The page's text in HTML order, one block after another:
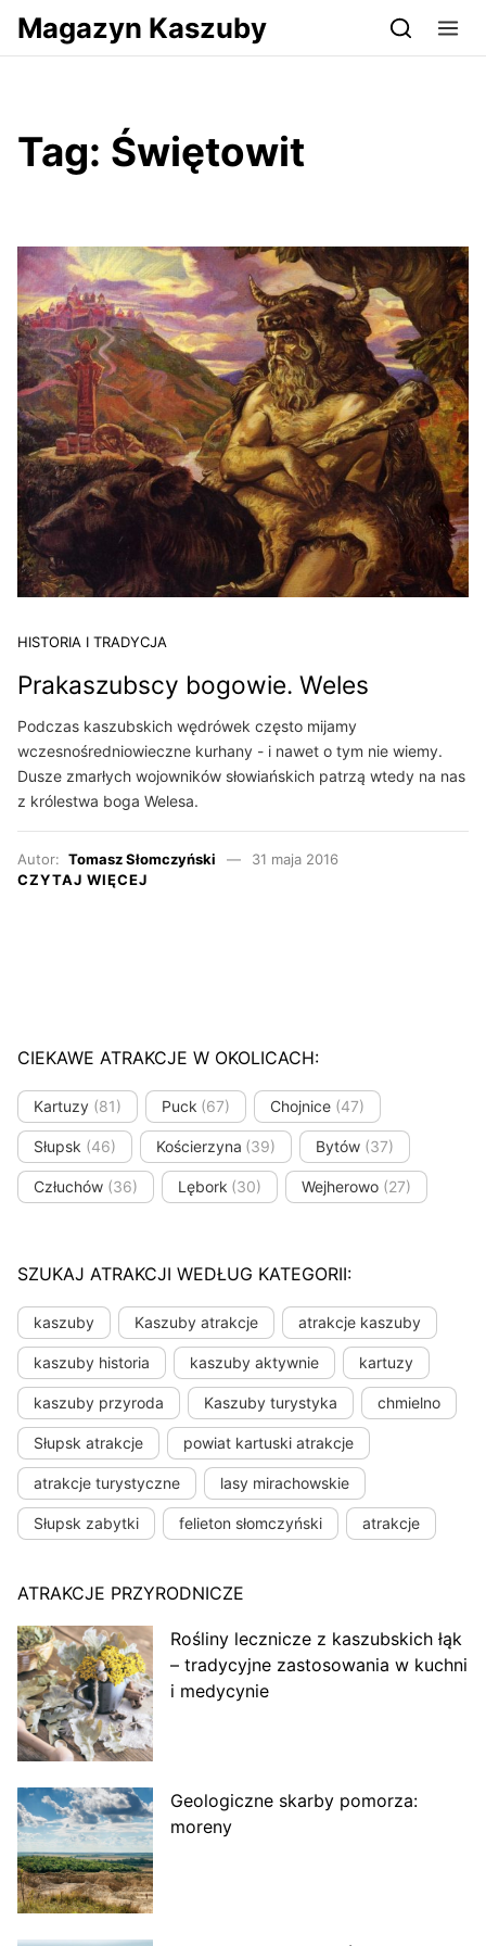
Przejdź do serwisu magazynkaszuby.pl
Magazyn Kaszuby
Tag: Świętowit
HISTORIA I TRADYCJA
Prakaszubscy bogowie. Weles
Podczas kaszubskich wędrówek często mijamy
wczesnośredniowieczne kurhany - i nawet o tym nie wiemy.
Dusze zmarłych wojowników słowiańskich patrzą wtedy na nas
z królestwa boga Welesa.
Autor: Tomasz Słomczyński
31 maja 2016
CZYTAJ WIĘCEJ
CIEKAWE ATRAKCJE W OKOLICACH:
Kartuzy (81) Puck (67) Chojnice (47)
Słupsk (46) Kościerzyna (39) Bytów (37)
Człuchów (36) Lębork (30) Wejherowo (27)
SZUKAJ ATRAKCJI WEDŁUG KATEGORII:
kaszuby Kaszuby atrakcje atrakcje kaszuby
kaszuby historia kaszuby aktywnie kartuzy
kaszuby przyroda Kaszuby turystyka chmielno
Słupsk atrakcje powiat kartuski atrakcje
atrakcje turystyczne lasy mirachowskie
Słupsk zabytki felieton słomczyński atrakcje
ATRAKCJE PRZYRODNICZE
Rośliny lecznicze z kaszubskich łąk
– tradycyjne zastosowania w kuchni
i medycynie
Geologiczne skarby pomorza:
moreny